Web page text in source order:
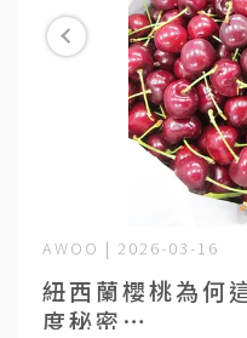
AWOO | 2026-03-16
紐西蘭櫻桃為何
度秘密⋯